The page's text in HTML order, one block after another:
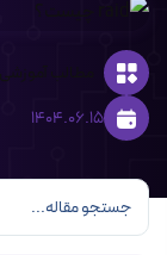
مطالب
1404.06.15